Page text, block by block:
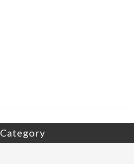
Category